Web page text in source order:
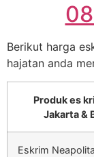
Berikut harga
hajatan anda
Produk es
Jakarta &
Eskrim